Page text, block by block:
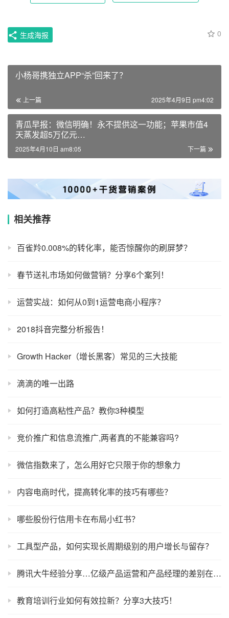
0
生成海报
小杨哥携独立APP“杀”回来了？
上一篇 2025年4月9日 pm4:02
青瓜早报：微信明确！永不提供这一功能；苹果市值4
天蒸发超5万亿元…
下一篇
2025年4月10日 am8:05
相关推荐
百雀羚0.008%的转化率，能否惊醒你的刷屏梦？
春节送礼市场如何做营销？分享6个案列！
运营实战：如何从0到1运营电商小程序？
2018抖音完整分析报告！
Growth Hacker（增长黑客）常见的三大技能
滴滴的唯一出路
如何打造高粘性产品？教你3种模型
竞价推广和信息流推广,两者真的不能兼容吗?
微信指数来了，怎么用好它只限于你的想象力
内容电商时代，提高转化率的技巧有哪些？
哪些股份行信用卡在布局小红书？
工具型产品，如何实现长周期级别的用户增长与留存？
腾讯大牛经验分享…亿级产品运营和产品经理的差别在哪里？
教育培训行业如何有效拉新？分享3大技巧！